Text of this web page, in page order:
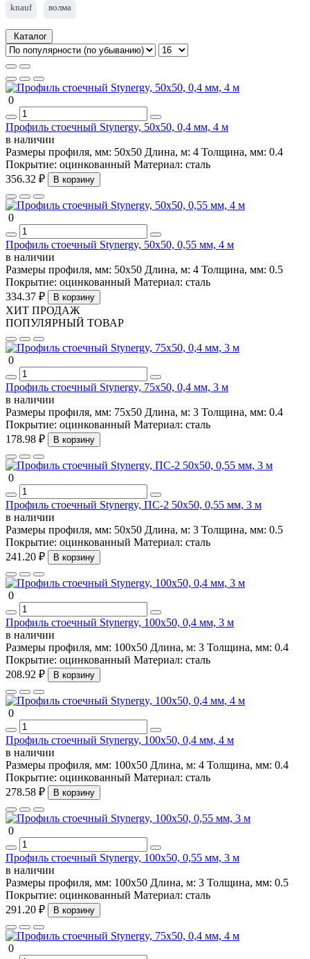
knauf
волма
Каталог
0
Профиль стоечный Stynergy, 50х50, 0,4 мм, 4 м
в наличии
Размеры профиля, мм: 50х50 Длина, м: 4 Толщина, мм: 0.4
Покрытие: оцинкованный Материал: сталь
356.32 ₽
В корзину
0
Профиль стоечный Stynergy, 50х50, 0,55 мм, 4 м
в наличии
Размеры профиля, мм: 50х50 Длина, м: 4 Толщина, мм: 0.5
Покрытие: оцинкованный Материал: сталь
334.37 ₽
В корзину
ХИТ ПРОДАЖ
ПОПУЛЯРНЫЙ ТОВАР
0
Профиль стоечный Stynergy, 75х50, 0,4 мм, 3 м
в наличии
Размеры профиля, мм: 75х50 Длина, м: 3 Толщина, мм: 0.4
Покрытие: оцинкованный Материал: сталь
178.98 ₽
В корзину
0
Профиль стоечный Stynergy, ПС-2 50х50, 0,55 мм, 3 м
в наличии
Размеры профиля, мм: 50х50 Длина, м: 3 Толщина, мм: 0.5
Покрытие: оцинкованный Материал: сталь
241.20 ₽
В корзину
0
Профиль стоечный Stynergy, 100х50, 0,4 мм, 3 м
в наличии
Размеры профиля, мм: 100х50 Длина, м: 3 Толщина, мм: 0.4
Покрытие: оцинкованный Материал: сталь
208.92 ₽
В корзину
0
Профиль стоечный Stynergy, 100х50, 0,4 мм, 4 м
в наличии
Размеры профиля, мм: 100х50 Длина, м: 4 Толщина, мм: 0.4
Покрытие: оцинкованный Материал: сталь
278.58 ₽
В корзину
0
Профиль стоечный Stynergy, 100х50, 0,55 мм, 3 м
в наличии
Размеры профиля, мм: 100х50 Длина, м: 3 Толщина, мм: 0.5
Покрытие: оцинкованный Материал: сталь
291.20 ₽
В корзину
0